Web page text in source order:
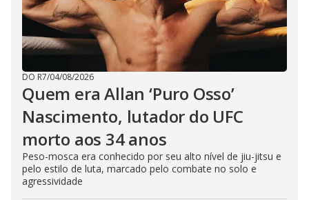
DO R7/04/08/2026
Quem era Allan ‘Puro Osso’
Nascimento, lutador do UFC
morto aos 34 anos
Peso-mosca era conhecido por seu alto nível de jiu-jitsu e
pelo estilo de luta, marcado pelo combate no solo e
agressividade